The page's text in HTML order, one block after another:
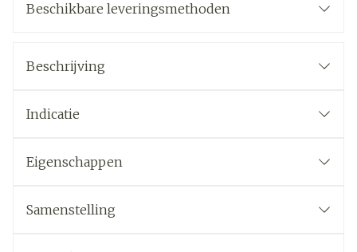
Beschikbare leveringsmethoden
Beschrijving
Indicatie
Eigenschappen
Samenstelling